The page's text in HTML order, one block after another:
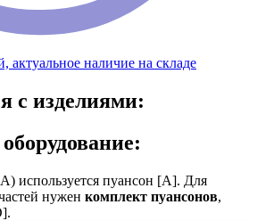
актуальное наличие на складе
с изделиями:
используется пуансон [А]. Для
нужен комплект пуансонов,